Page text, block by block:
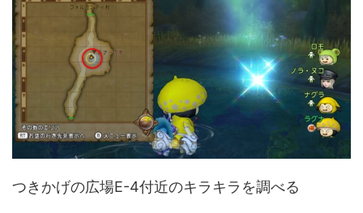
つきかげの広場E-4付近のキラキラを調べる